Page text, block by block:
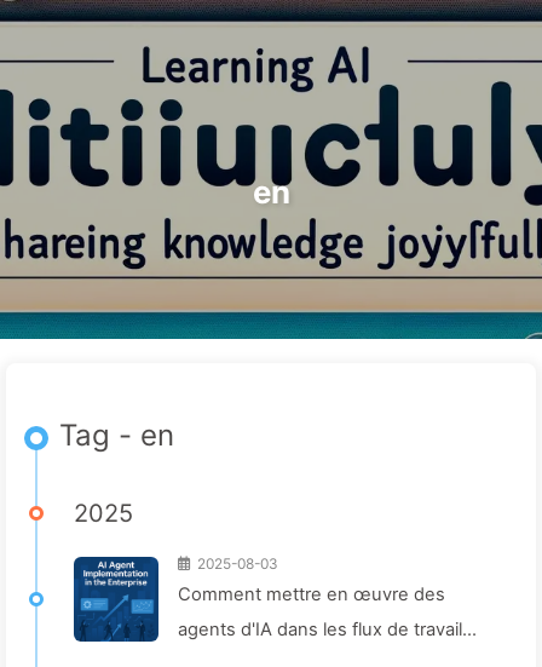
Rechercher Accueil Archives Tags
Catégories Liens À propos 🇫🇷 Français
en
Tag - en
2025
2025-08-03
Comment mettre en œuvre des
agents d'IA dans les flux de travail